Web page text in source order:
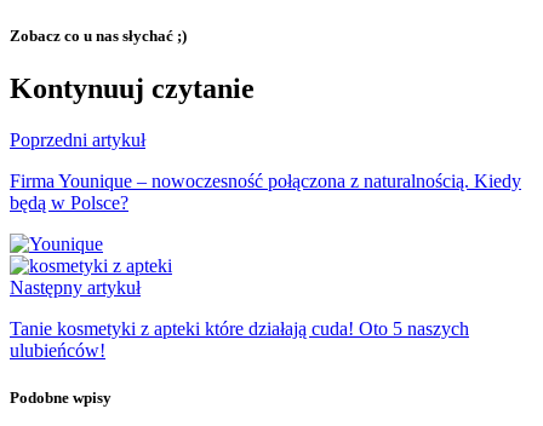
Zobacz co u nas słychać ;)
Kontynuuj czytanie
Poprzedni artykuł
Firma Younique – nowoczesność połączona z naturalnością. Kiedy
będą w Polsce?
Następny artykuł
Tanie kosmetyki z apteki które działają cuda! Oto 5 naszych
ulubieńców!
Podobne wpisy